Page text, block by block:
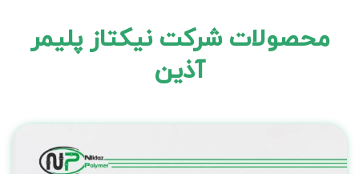
محصولات شرکت نیکتاز پلیمر
آذین